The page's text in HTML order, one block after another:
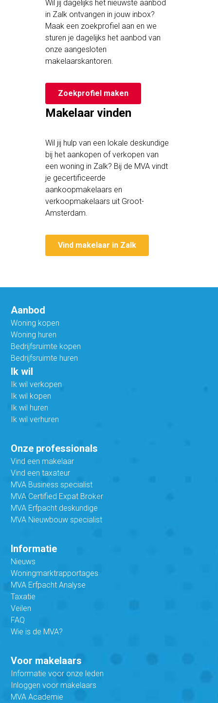
Wil jij dagelijks het nieuwste aanbod
in Zalk ontvangen in jouw inbox?
Maak een zoekprofiel aan en we
sturen je dagelijks het aanbod van
onze aangesloten
makelaarskantoren.
Zoekprofiel maken
Makelaar vinden
Wil jij hulp van een lokale deskundige
bij het aankopen of verkopen van
een woning in Zalk? Bij de MVA vindt
je gecertificeerde
aankoopmakelaars en
verkoopmakelaars uit Groot-
Amsterdam.
Vind makelaar in Zalk
Aanbod
Woning kopen
Woning huren
Bedrijfsruimte kopen
Bedrijfsruimte huren
Ik wil
Ik wil verkopen
Ik wil kopen
Ik wil huren
Ik wil verhuren
Onze professionals
Vind een makelaar
Vind een taxateur
MVA Business specialist
MVA Certified Expat Broker
MVA Erfpacht deskundige
MVA Nieuwbouw specialist
Informatie
Nieuws
Woningmarktrapportages
MVA Erfpacht Analyse
Taxatie
Veilen
FAQ
Wie is de MVA?
Voor makelaars
Informatie voor onze leden
Inloggen voor makelaars
MVA Academie